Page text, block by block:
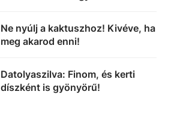
Ne nyúlj a kaktuszhoz! Kivéve, ha
meg akarod enni!
Datolyaszilva: Finom, és kerti
díszként is gyönyörű!